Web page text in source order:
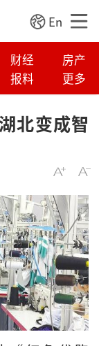
En
财经
房产
报料 更多
北变成智